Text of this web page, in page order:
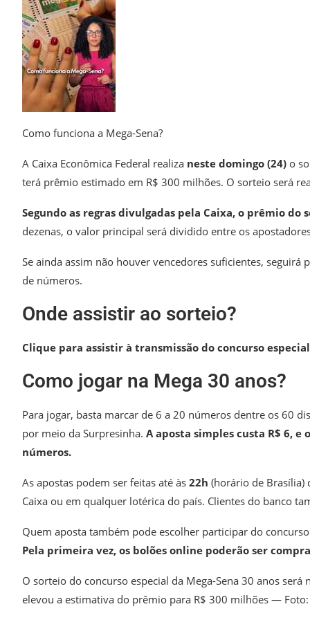
Como funciona a Mega-Sena?
A Caixa Econômica Federal realiza neste domingo (24) o
terá prêmio estimado em R$ 300 milhões. O sorteio será
Segundo as regras divulgadas pela Caixa, o prêmio
dezenas, o valor principal será dividido entre os
Se ainda assim não houver vencedores suficientes, seguirá
de números.
Onde assistir ao sorteio?
Clique para assistir à transmissão do concurso
Como jogar na Mega 30 anos?
Para jogar, basta marcar de 6 a 20 números dentre os 60
por meio da Surpresinha. A aposta simples custa R$ 6,
números.
As apostas podem ser feitas até às 22h (horário de Brasília)
Caixa ou em qualquer lotérica do país. Clientes do banco
Quem aposta também pode escolher participar do
Pela primeira vez, os bolões online poderão ser
O sorteio do concurso especial da Mega-Sena 30 anos
elevou a estimativa do prêmio para R$ 300 milhões —